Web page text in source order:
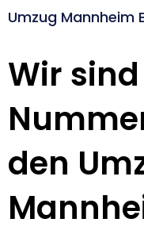
Umzug Mannheim
Wir
den